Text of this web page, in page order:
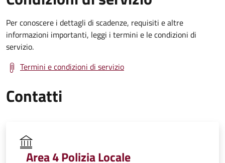
Per conoscere i dettagli di scadenze, requisiti e altre
informazioni importanti, leggi i termini e le condizioni di
servizio.
Termini e condizioni di servizio
Contatti
Area 4 Polizia Locale